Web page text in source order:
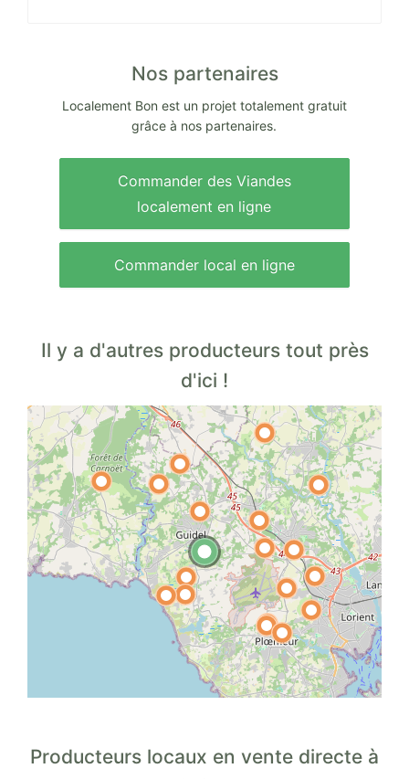
Nos partenaires
Localement Bon est un projet totalement gratuit
grâce à nos partenaires.
Commander des Viandes
localement en ligne
Commander local en ligne
Il y a d'autres producteurs tout près
d'ici !
Producteurs locaux en vente directe à